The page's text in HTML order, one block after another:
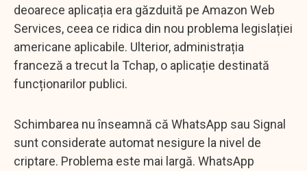
deoarece aplicația era găzduită pe Amazon Web
Services, ceea ce ridica din nou problema legislației
americane aplicabile. Ulterior, administrația
franceză a trecut la Tchap, o aplicație destinată
funcționarilor publici.
Schimbarea nu înseamnă că WhatsApp sau Signal
sunt considerate automat nesigure la nivel de
criptare. Problema este mai largă. WhatsApp